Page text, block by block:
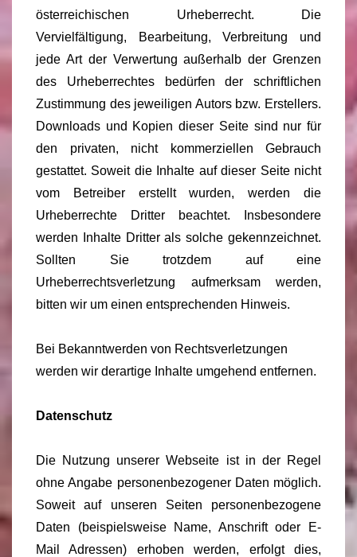
österreichischen Urheberrecht. Die
Vervielfältigung, Bearbeitung, Verbreitung und
jede Art der Verwertung außerhalb der Grenzen
des Urheberrechtes bedürfen der schriftlichen
Zustimmung des jeweiligen Autors bzw. Erstellers.
Downloads und Kopien dieser Seite sind nur für
den privaten, nicht kommerziellen Gebrauch
gestattet. Soweit die Inhalte auf dieser Seite nicht
vom Betreiber erstellt wurden, werden die
Urheberrechte Dritter beachtet. Insbesondere
werden Inhalte Dritter als solche gekennzeichnet.
Sollten Sie trotzdem auf eine
Urheberrechtsverletzung aufmerksam werden,
bitten wir um einen entsprechenden Hinweis.
Bei Bekanntwerden von Rechtsverletzungen
werden wir derartige Inhalte umgehend entfernen.
Datenschutz
Die Nutzung unserer Webseite ist in der Regel
ohne Angabe personenbezogener Daten möglich.
Soweit auf unseren Seiten personenbezogene
Daten (beispielsweise Name, Anschrift oder E-
Mail Adressen) erhoben werden, erfolgt dies,